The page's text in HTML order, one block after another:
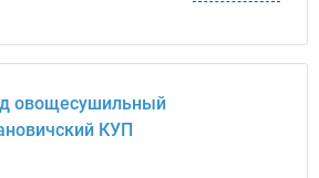
овощесушильный
КУП